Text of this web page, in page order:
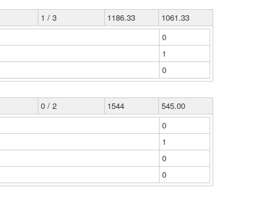
1 / 3 1186.33
1061.33
0
1
0
0 / 2 1544
545.00
0
1
0
0